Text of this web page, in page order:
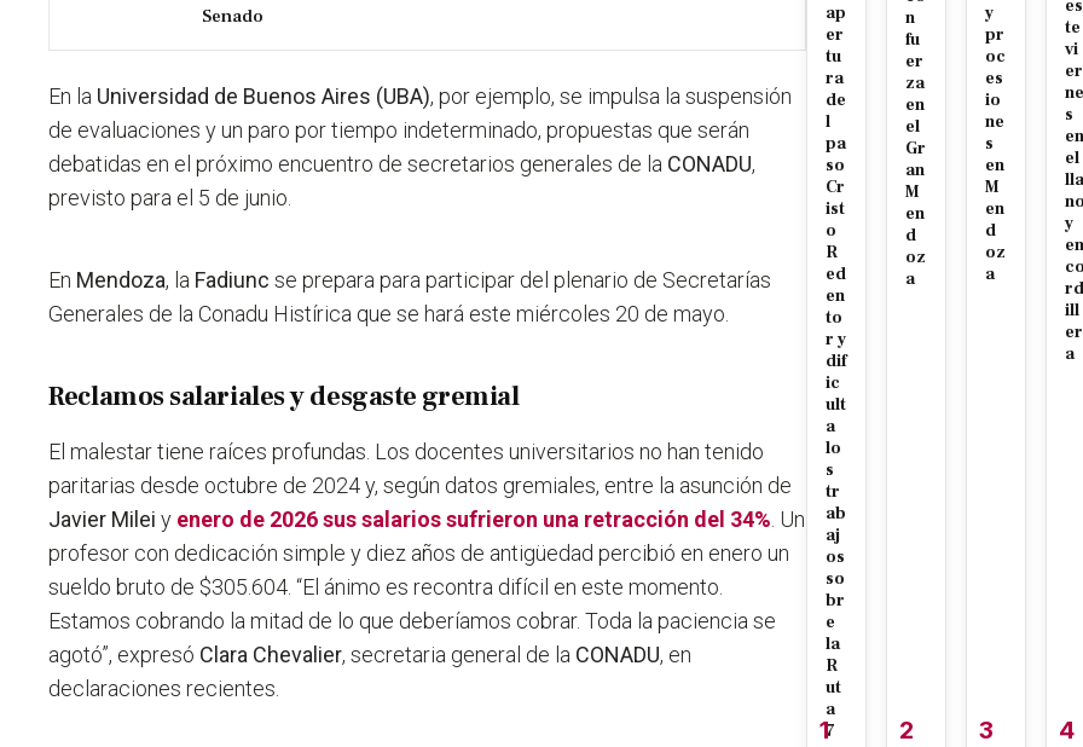
Senado
En la Universidad de Buenos Aires (UBA), por ejemplo, se impulsa la suspensión
de evaluaciones y un paro por tiempo indeterminado, propuestas que serán
debatidas en el próximo encuentro de secretarios generales de la CONADU,
previsto para el 5 de junio.
En Mendoza, la Fadiunc se prepara para participar del plenario de Secretarías
Generales de la Conadu Histírica que se hará este miércoles 20 de mayo.
Reclamos salariales y desgaste gremial
El malestar tiene raíces profundas. Los docentes universitarios no han tenido
paritarias desde octubre de 2024 y, según datos gremiales, entre la asunción de
Javier Milei y enero de 2026 sus salarios sufrieron una retracción del 34% . Un
profesor con dedicación simple y diez años de antigüedad percibió en enero un
sueldo bruto de $305.604. “El ánimo es recontra difícil en este momento.
Estamos cobrando la mitad de lo que deberíamos cobrar. Toda la paciencia se
agotó”, expresó Clara Chevalier, secretaria general de la CONADU, en
declaraciones recientes.
ap
er
tu
ra
de
l
pa
so
Cr
ist
o
R
ed
en
to
r y
dif
ic
ult
a
lo
s
tr
ab
aj
os
so
br
e
la
R
ut
a
7
1
n
fu
er
za
en
el
Gr
an
M
en
d
oz
a
2
y
pr
oc
es
io
ne
s
en
M
en
d
oz
a
3
es
te
vi
er
ne
s
en
el
lla
y
en
rd
ill
er
a
4